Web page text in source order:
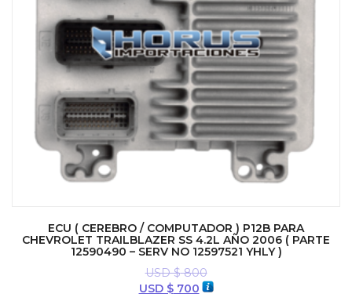
ECU ( CEREBRO / COMPUTADOR ) P12B PARA
CHEVROLET TRAILBLAZER SS 4.2L AÑO 2006 ( PARTE
12590490 – SERV NO 12597521 YHLY )
USD $800
El
USD $700El